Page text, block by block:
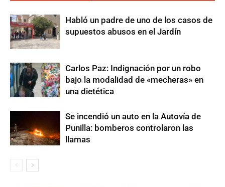
Habló un padre de uno de los casos de
supuestos abusos en el Jardín
Carlos Paz: Indignación por un robo
bajo la modalidad de «mecheras» en
una dietética
Se incendió un auto en la Autovía de
Punilla: bomberos controlaron las
llamas